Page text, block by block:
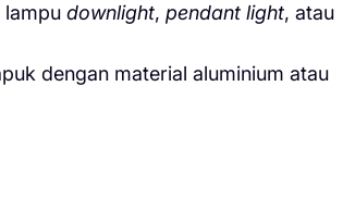
lampu downlight, pendant light, atau
dengan material aluminium atau